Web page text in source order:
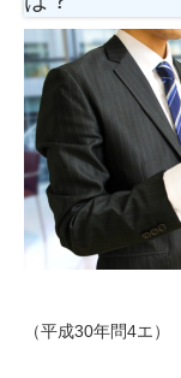
（平成30年問4エ）